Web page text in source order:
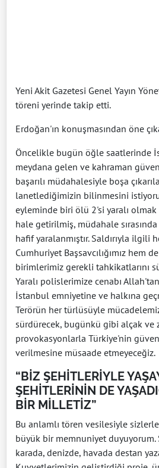
Yeni Akit Gazetesi Genel Yayın
töreni yerinde takip etti.
Erdoğan'ın konuşmasından öne
Öncelikle bugün öğle saatlerinde
meydana gelen ve kahraman
başarılı müdahalesiyle boşa
lanetlediğimizin bilinmesini
eyleminde biri ölü 2'si yaralı
hale getirilmiş, müdahale
hafif yaralanmıştır. Saldırıyla ilgili
Cumhuriyet Başsavcılığımız hem
birimlerimiz gerekli tahkikatlarını
Yaralı polislerimize cenabı
İstanbul emniyetine ve halkına
Terörün her türlüsüyle
sürdürecek, bugünkü gibi alçak ve
provokasyonlarla Türkiye'nin
verilmesine müsaade etmeyeceğiz.
“BİZ ŞEHİTLERİYLE
ŞEHİTLERİNİN DE
BİR MİLLETİZ”
Bu anlamlı tören vesilesiyle
büyük bir memnuniyet duyuyorum.
karada, denizde, havada destan